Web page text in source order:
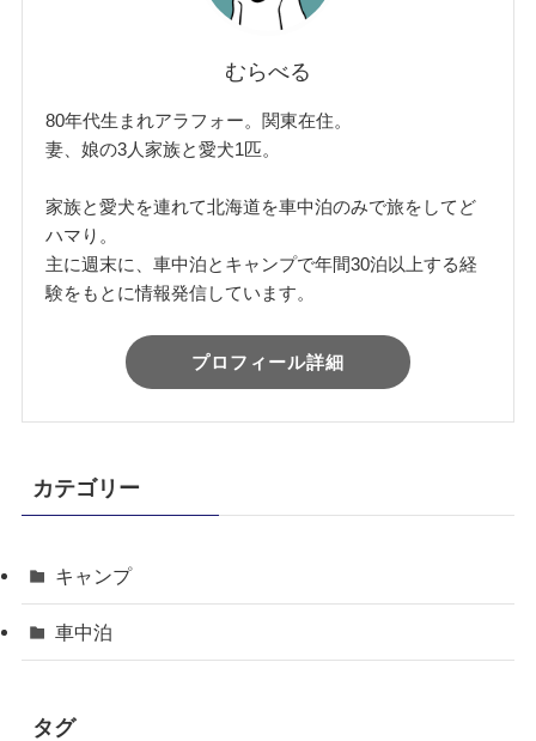
むらべる
80年代生まれアラフォー。関東在住。
妻、娘の3人家族と愛犬1匹。
家族と愛犬を連れて北海道を車中泊のみで旅をしてど
ハマり。
主に週末に、車中泊とキャンプで年間30泊以上する経
験をもとに情報発信しています。
プロフィール詳細
カテゴリー
キャンプ
車中泊
タグ